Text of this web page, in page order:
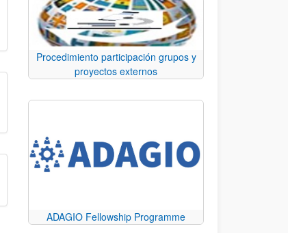
Procedimiento participación grupos y
proyectos externos
ADAGIO Fellowship Programme